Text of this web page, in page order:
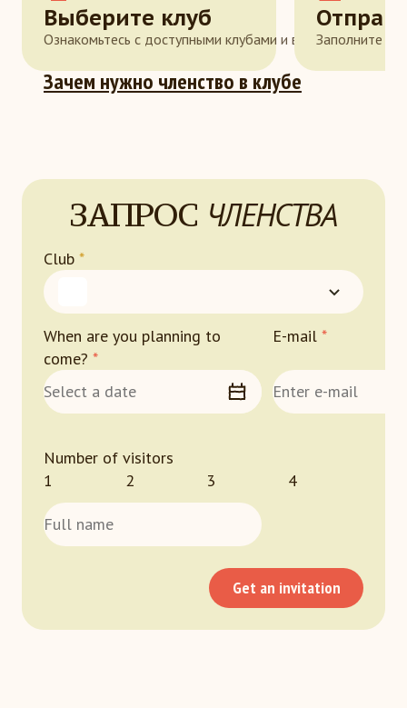
Выберите клуб
Ознакомьтесь с доступными клубами и выберите тот,
Заполните
Зачем нужно членство в клубе
ЗАПРОС ЧЛЕНСТВА
Club *
When are you planning to
come? *
E-mail *
Number of visitors
1
2 3 4
Get an invitation